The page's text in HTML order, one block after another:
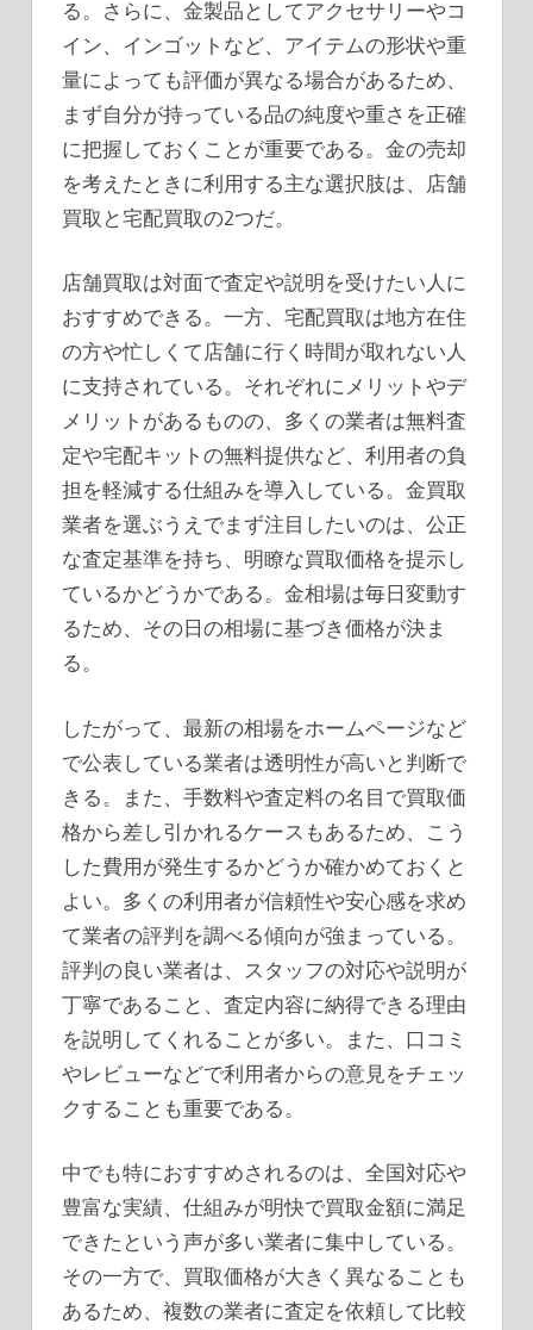
る。さらに、金製品としてアクセサリーやコ
イン、インゴットなど、アイテムの形状や重
量によっても評価が異なる場合があるため、
まず自分が持っている品の純度や重さを正確
に把握しておくことが重要である。金の売却
を考えたときに利用する主な選択肢は、店舗
買取と宅配買取の2つだ。
店舗買取は対面で査定や説明を受けたい人に
おすすめできる。一方、宅配買取は地方在住
の方や忙しくて店舗に行く時間が取れない人
に支持されている。それぞれにメリットやデ
メリットがあるものの、多くの業者は無料査
定や宅配キットの無料提供など、利用者の負
担を軽減する仕組みを導入している。金買取
業者を選ぶうえでまず注目したいのは、公正
な査定基準を持ち、明瞭な買取価格を提示し
ているかどうかである。金相場は毎日変動す
るため、その日の相場に基づき価格が決ま
る。
したがって、最新の相場をホームページなど
で公表している業者は透明性が高いと判断で
きる。また、手数料や査定料の名目で買取価
格から差し引かれるケースもあるため、こう
した費用が発生するかどうか確かめておくと
よい。多くの利用者が信頼性や安心感を求め
て業者の評判を調べる傾向が強まっている。
評判の良い業者は、スタッフの対応や説明が
丁寧であること、査定内容に納得できる理由
を説明してくれることが多い。また、口コミ
やレビューなどで利用者からの意見をチェッ
クすることも重要である。
中でも特におすすめされるのは、全国対応や
豊富な実績、仕組みが明快で買取金額に満足
できたという声が多い業者に集中している。
その一方で、買取価格が大きく異なることも
あるため、複数の業者に査定を依頼して比較